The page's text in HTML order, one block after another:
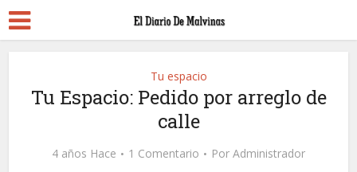
Tu espacio
Tu Espacio: Pedido por arreglo de
calle
4 años Hace 1 Comentario Por Administrador